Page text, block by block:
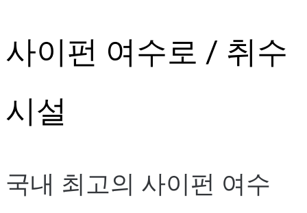
to
content
사이펀 여수로 / 취수
시설
국내 최고의 사이펀 여수